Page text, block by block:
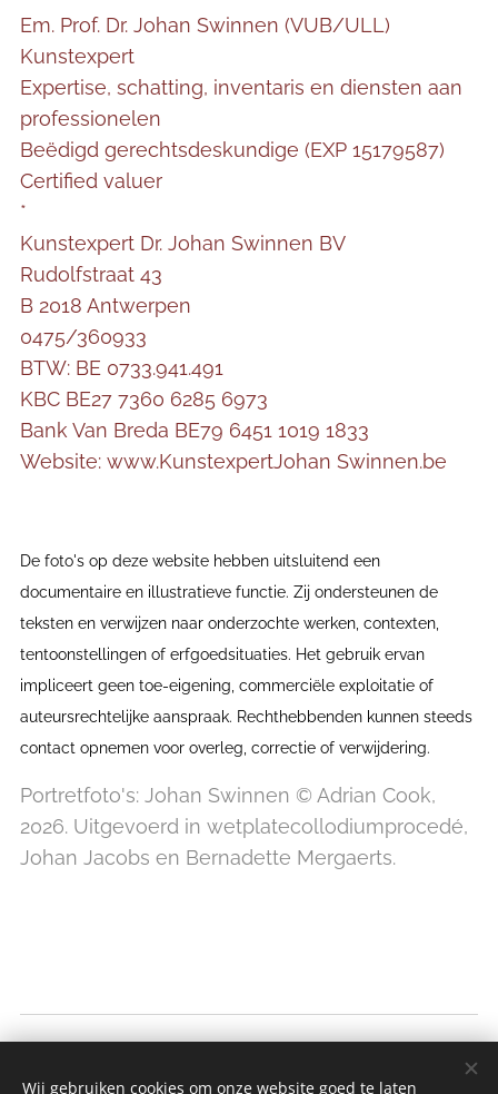
Em. Prof. Dr. Johan Swinnen (VUB/ULL)
Kunstexpert
Expertise, schatting, inventaris en diensten aan
professionelen
Beëdigd gerechtsdeskundige (EXP 15179587)
Certified valuer
*
Kunstexpert Dr. Johan Swinnen BV
Rudolfstraat 43
B 2018 Antwerpen
0475/360933
BTW: BE 0733.941.491
KBC BE27 7360 6285 6973
Bank Van Breda BE79 6451 1019 1833
Website: www.KunstexpertJohan Swinnen.be
De foto's op deze website hebben uitsluitend een
documentaire en illustratieve functie. Zij ondersteunen de
teksten en verwijzen naar onderzochte werken, contexten,
tentoonstellingen of erfgoedsituaties. Het gebruik ervan
impliceert geen toe-eigening, commerciële exploitatie of
auteursrechtelijke aanspraak. Rechthebbenden kunnen steeds
contact opnemen voor overleg, correctie of verwijdering.
Portretfoto's: Johan Swinnen © Adrian Cook,
2026. Uitgevoerd in wetplatecollodiumprocedé,
Johan Jacobs en Bernadette Mergaerts.
Wij gebruiken cookies om onze website goed te laten